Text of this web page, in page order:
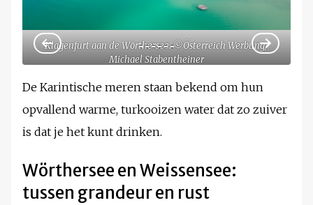
Klagenfurt aan de Wörthersee. ©Österreich Werbung/
Michael Stabentheiner
De Karintische meren staan bekend om hun
opvallend warme, turkooizen water dat zo zuiver
is dat je het kunt drinken.
Wörthersee en Weissensee:
tussen grandeur en rust